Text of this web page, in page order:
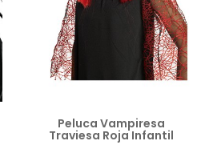
Peluca Vampiresa
Traviesa Roja Infantil